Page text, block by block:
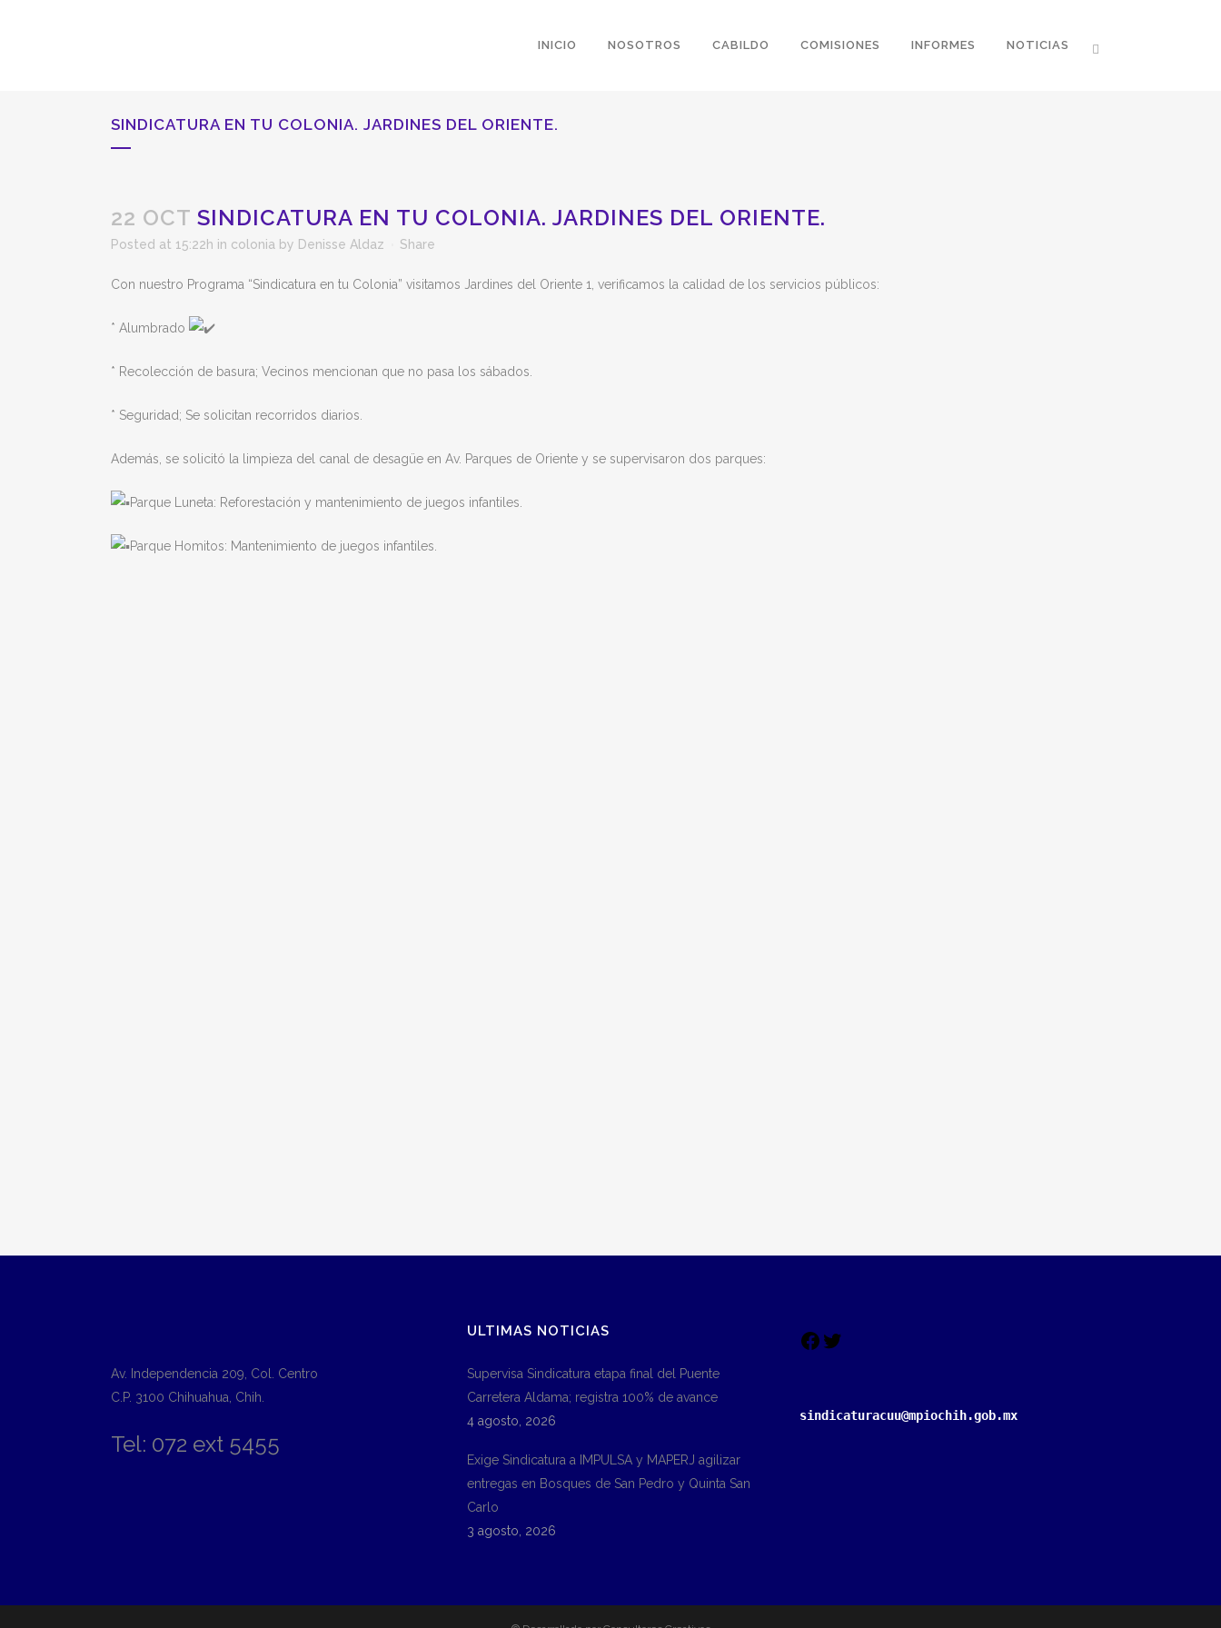
INICIO NOSOTROS CABILDO COMISIONES INFORMES NOTICIAS
SINDICATURA EN TU COLONIA. JARDINES DEL ORIENTE.
22 OCT SINDICATURA EN TU COLONIA. JARDINES DEL ORIENTE.
Posted at 15:22h in colonia by Denisse Aldaz Share
Con nuestro Programa “Sindicatura en tu Colonia” visitamos Jardines del Oriente 1, verificamos la calidad de los servicios públicos:
* Alumbrado
* Recolección de basura; Vecinos mencionan que no pasa los sábados.
* Seguridad; Se solicitan recorridos diarios.
Además, se solicitó la limpieza del canal de desagüe en Av. Parques de Oriente y se supervisaron dos parques:
Parque Luneta: Reforestación y mantenimiento de juegos infantiles.
Parque Homitos: Mantenimiento de juegos infantiles.
Av. Independencia 209, Col. Centro
C.P. 3100 Chihuahua, Chih.
Tel: 072 ext 5455
ULTIMAS NOTICIAS
Supervisa Sindicatura etapa final del Puente
Carretera Aldama; registra 100% de avance
4 agosto, 2026
Exige Sindicatura a IMPULSA y MAPERJ agilizar
entregas en Bosques de San Pedro y Quinta San
Carlo
3 agosto, 2026
sindicaturacuu@mpiochih.gob.mx